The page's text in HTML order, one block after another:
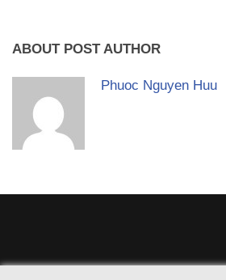
ABOUT POST AUTHOR
Phuoc Nguyen Huu